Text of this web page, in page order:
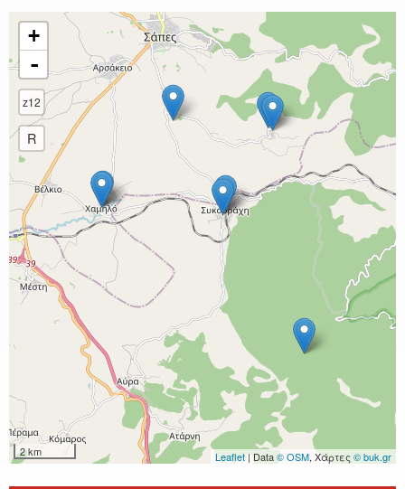
+
-
z12
R
2 km Leaflet | Data© OSM, Χάρτες © buk.gr